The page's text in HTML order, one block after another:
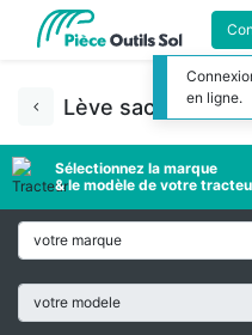
Lève sac
Sélectionnez la marque
& le modèle de votre
en ligne.